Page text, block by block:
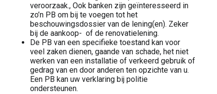
veroorzaak., Ook banken zijn geïnteresseerd in
zo’n PB om bij te voegen tot het
beschouwingsdossier van de lening(en). Zeker
bij de aankoop- of de renovatielening.
De PB van een specifieke toestand kan voor
veel zaken dienen, gaande van schade, het niet
werken van een installatie of verkeerd gebruik of
gedrag van en door anderen ten opzichte van u.
Een PB kan uw verklaring bij politie
ondersteunen.